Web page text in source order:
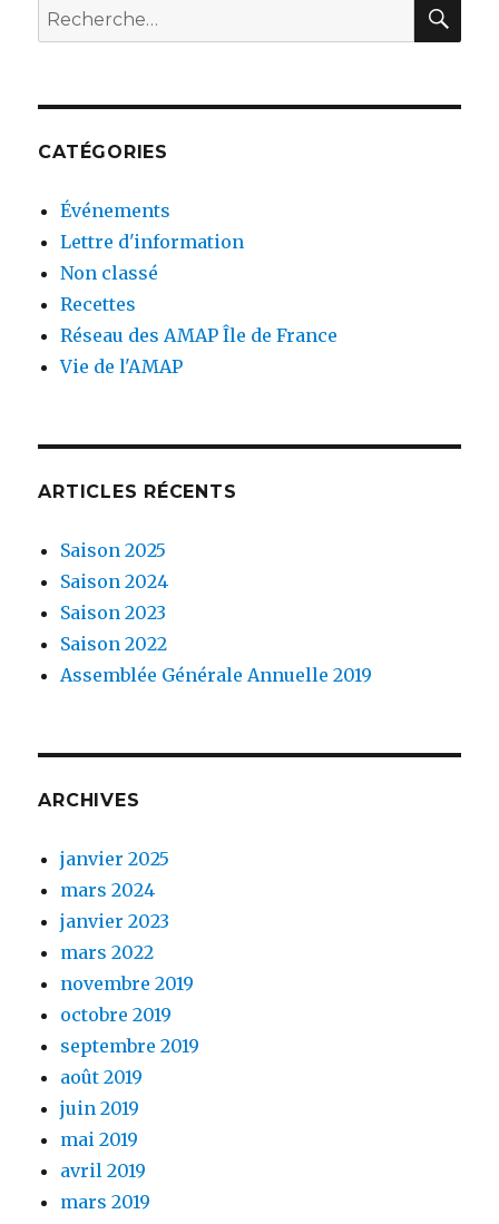
Recherche
pour
CATÉGORIES
Événements
Lettre d'information
Non classé
Recettes
Réseau des AMAP Île de France
Vie de l'AMAP
ARTICLES RÉCENTS
Saison 2025
Saison 2024
Saison 2023
Saison 2022
Assemblée Générale Annuelle 2019
ARCHIVES
janvier 2025
mars 2024
janvier 2023
mars 2022
novembre 2019
octobre 2019
septembre 2019
août 2019
juin 2019
mai 2019
avril 2019
mars 2019